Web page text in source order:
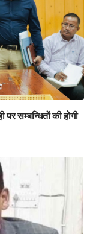
पर सम्बन्धितों की होगी